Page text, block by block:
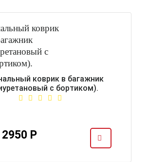
коврик в багажник
с бортиком).
2950 Р